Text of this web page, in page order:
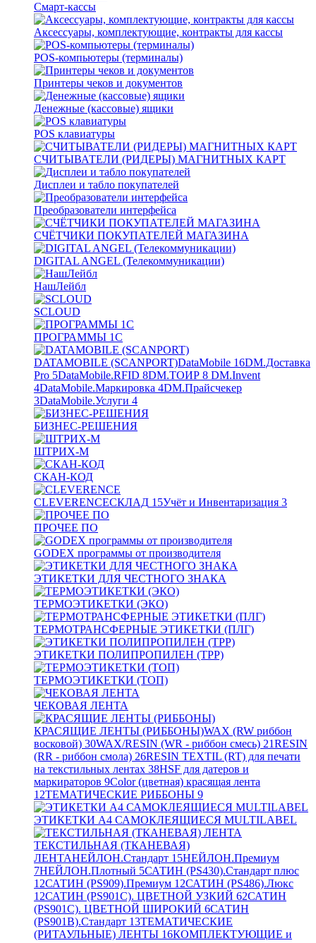
Смарт-кассы
Аксессуары, комплектующие, контракты для кассы
POS-компьютеры (терминалы)
Принтеры чеков и документов
Денежные (кассовые) ящики
POS клавиатуры
СЧИТЫВАТЕЛИ (РИДЕРЫ) МАГНИТНЫХ КАРТ
Дисплеи и табло покупателей
Преобразователи интерфейса
СЧЁТЧИКИ ПОКУПАТЕЛЕЙ МАГАЗИНА
DIGITAL ANGEL (Телекоммуникации)
НашЛейбл
SCLOUD
ПРОГРАММЫ 1С
DATAMOBILE (SCANPORT)DataMobile 16DM.Доставка
Pro 5DataMobile.RFID 8DM.ТОИР 8 DM.Invent
4DataMobile.Маркировка 4DM.Прайсчекер
3DataMobile.Услуги 4
БИЗНЕС-РЕШЕНИЯ
ШТРИХ-М
СКАН-КОД
CLEVERENCEСКЛАД 15Учёт и Инвентаризация 3
ПРОЧЕЕ ПО
GODEX программы от производителя
ЭТИКЕТКИ ДЛЯ ЧЕСТНОГО ЗНАКА
ТЕРМОЭТИКЕТКИ (ЭКО)
ТЕРМОТРАНСФЕРНЫЕ ЭТИКЕТКИ (ПЛГ)
ЭТИКЕТКИ ПОЛИПРОПИЛЕН (TPP)
ТЕРМОЭТИКЕТКИ (ТОП)
ЧЕКОВАЯ ЛЕНТА
КРАСЯЩИЕ ЛЕНТЫ (РИББОНЫ)WAX (RW риббон
восковой) 30WAX/RESIN (WR - риббон смесь) 21RESIN
(RR - риббон смола) 26RESIN TEXTIL (RT) для печати
на текстильных лентах 38HSF для датеров и
маркираторов 9Color (цветная) красящая лента
12ТЕМАТИЧЕСКИЕ РИББОНЫ 9
ЭТИКЕТКИ А4 САМОКЛЕЯЩИЕСЯ MULTILABEL
ТЕКСТИЛЬНАЯ (ТКАНЕВАЯ)
ЛЕНТАНЕЙЛОН.Стандарт 15НЕЙЛОН.Премиум
7НЕЙЛОН.Плотный 5САТИН (PS430).Стандарт плюс
12САТИН (PS909).Премиум 12САТИН (PS486).Люкс
12САТИН (PS901C). ЦВЕТНОЙ УЗКИЙ 62САТИН
(PS901C). ЦВЕТНОЙ ШИРОКИЙ 6САТИН
(PS901B).Стандарт 13ТЕМАТИЧЕСКИЕ
(РИТАУЛЬНЫЕ) ЛЕНТЫ 16КОМПЛЕКТУЮЩИЕ и